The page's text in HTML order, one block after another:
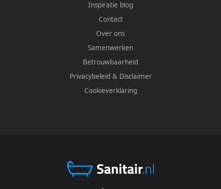
Inspiratie blog
Contact
Over ons
Samenwerken
Betrouwbaarheid
Privacybeleid & Disclaimer
Cookieverklaring